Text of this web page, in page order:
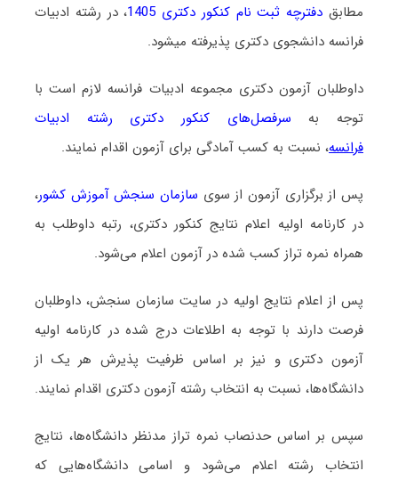
مطابق دفترچه ثبت نام کنکور دکتری 1405
، در رشته ادبیات
فراﻧﺴﻪ دانشجوی دکتری پذیرفته میشود.
داوطلبان آزمون دکتری مجموعه ادبیات فراﻧﺴﻪ لازم است با
توجه به سرفصل‌های کنکور دکتری رشته ادبیات
فرانسه، نسبت به کسب آمادگی برای آزمون اقدام نمایند.
پس از برگزاری آزمون از سوی سازمان سنجش آموزش کشور،
در کارنامه اولیه اعلام نتایج کنکور دکتری، رتبه داوطلب به
همراه نمره تراز کسب شده در آزمون اعلام می‌شود.
پس از اعلام نتایج اولیه در سایت سازمان سنجش، داوطلبان
فرصت دارند با توجه به اطلاعات درج شده در کارنامه اولیه
آزمون دکتری و نیز بر اساس ظرفیت پذیرش هر یک از
دانشگاه‌ها، نسبت به انتخاب رشته آزمون دکتری اقدام نمایند.
سپس بر اساس حدنصاب نمره تراز مدنظر دانشگاه‌ها، نتایج
انتخاب رشته اعلام می‌شود و اسامی دانشگاه‌هایی که